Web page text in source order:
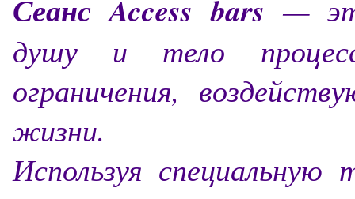
Сеанс Access bars—
душу и тело
ограничения,
жизни.
Используя